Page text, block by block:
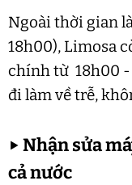
Ngoài thời gian
18h00), Limosa
chính từ 18h00 -
đi làm về trễ,
▶Nhận sửa
cả nước